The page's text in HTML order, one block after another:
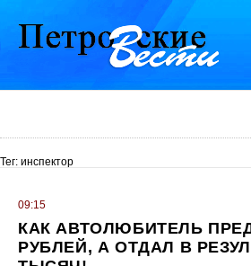
Тег: инспектор
09:15
КАК АВТОЛЮБИТЕЛЬ
РУБЛЕЙ, А ОТДАЛ В